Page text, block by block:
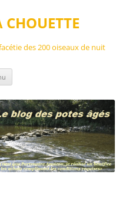
des 200 oiseaux de nuit